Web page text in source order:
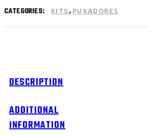
CATEGORIES: KITS,PUXADORES
DESCRIPTION
ADDITIONAL
INFORMATION